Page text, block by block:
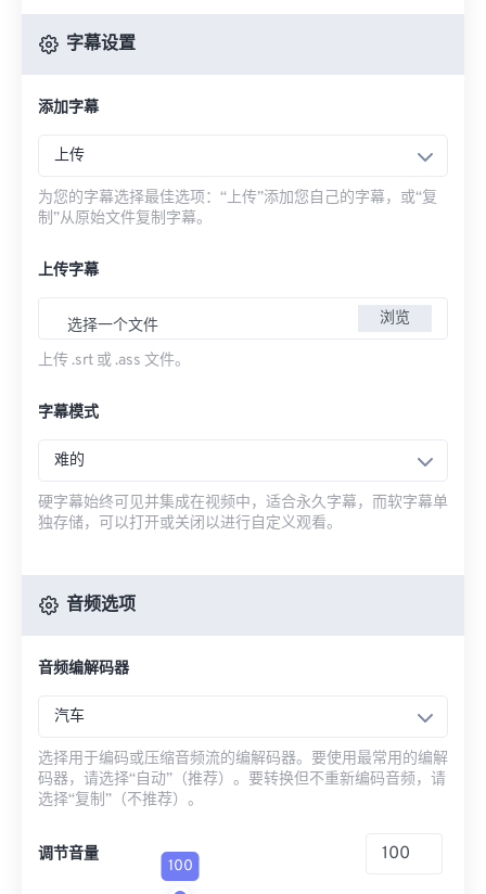
字幕设置
添加字幕
上传
为您的字幕选择最佳选项：“上传”添加您自己的字幕，或“复
制”从原始文件复制字幕。
上传字幕
选择一个文件 浏览
上传 .srt 或 .ass 文件。
字幕模式
难的
硬字幕始终可见并集成在视频中，适合永久字幕，而软字幕单
独存储，可以打开或关闭以进行自定义观看。
音频选项
音频编解码器
汽车
选择用于编码或压缩音频流的编解码器。要使用最常用的编解
码器，请选择“自动”（推荐）。要转换但不重新编码音频，请
选择“复制”（不推荐）。
调节音量
100